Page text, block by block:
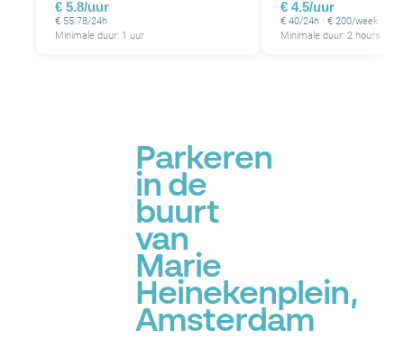
€ 5.8/uur
€ 55.78/24h
Minimale duur: 1 uur
€ 4.5/uur
€ 40/24h · € 200/week
Minimale duur: 2 hours
Parkeren
in de
buurt
van
Marie
Heinekenplein,
Amsterdam